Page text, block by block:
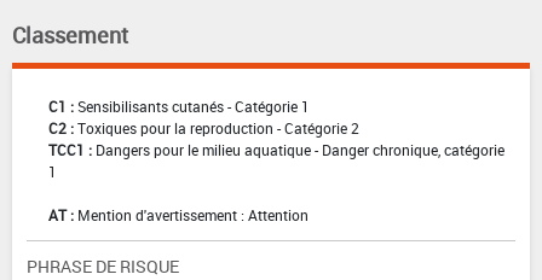
Classement
C1 :Sensibilisants cutanés - Catégorie 1
C2 :Toxiques pour la reproduction - Catégorie 2
TCC1 : Dangers pour le milieu aquatique - Danger chronique, catégorie
1
AT : Mention d'avertissement : Attention
PHRASE DE RISQUE